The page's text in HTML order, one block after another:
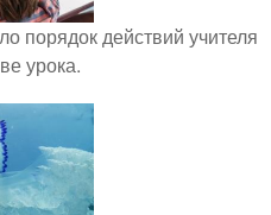
порядок действий учителя
урока.